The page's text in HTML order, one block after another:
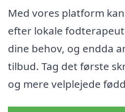
Med vores platform
efter lokale
dine behov, og endda
tilbud. Tag det første
og mere velplejede